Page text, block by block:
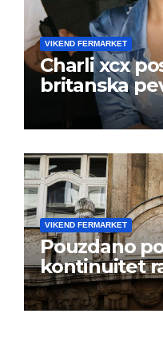
VIKEND FERMARKET
Charli xcx
britanska
albuma na
istoj
VIKEND FERMARKET
Pouzdano
kontinuitet